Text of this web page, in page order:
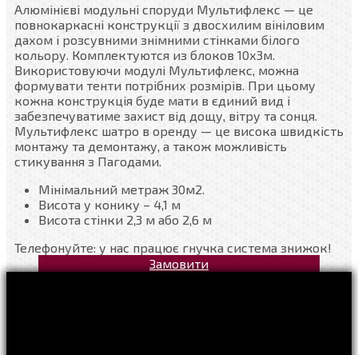
Алюмінієві модульні споруди Мультифлекс — це
повнокаркасні конструкції з двосхилим вініловим
дахом і розсувними знімними стінками білого
кольору. Комплектуются из блоков 10х3м.
Використовуючи модулі Мультифлекс, можна
формувати тенти потрібних розмірів. При цьому
кожна конструкція буде мати в єдиний вид і
забезпечуватиме захист від дощу, вітру та сонця.
Мультифлекс шатро в оренду — це висока швидкість
монтажу та демонтажу, а також можливість
стикування з Пагодами.
Мінімальний метраж 30м2.
Висота у конику – 4,1 м
Висота стінки 2,3 м або 2,6 м
Телефонуйте: у нас працює гнучка система знижок!
Замовити